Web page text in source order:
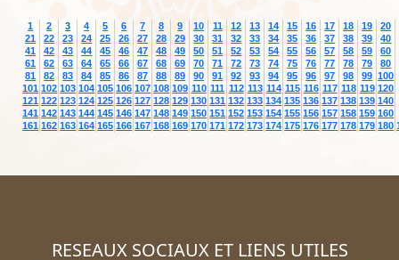
1 2 3 4 5 6 7 8 9 10 11 12 13 14 15 16 17 18 19
20
21
22 23 24 25 26 27 28 29 30 31 32 33 34 35 36 37 38 39
40
41
42 43 44 45 46 47 48 49 50 51 52 53 54 55 56 57 58 59
60
61
62 63 64 65 66 67 68 69 70 71 72 73 74 75 76 77 78 79
80
81
82 83 84 85 86 87 88 89 90 91 92 93 94 95 96 97 98 99 100
101 102 103 104 105 106 107 108 109 110 111 112 113 114 115 116 117 118 119 120
121 122 123 124 125 126 127 128 129 130 131 132 133 134 135 136 137 138 139 140
141 142 143 144 145 146 147 148 149 150 151 152 153 154 155 156 157 158 159 160
161 162 163 164 165 166 167 168 169 170 171 172 173 174 175 176 177 178 179 180
RESEAUX SOCIAUX ET LIENS UTILES